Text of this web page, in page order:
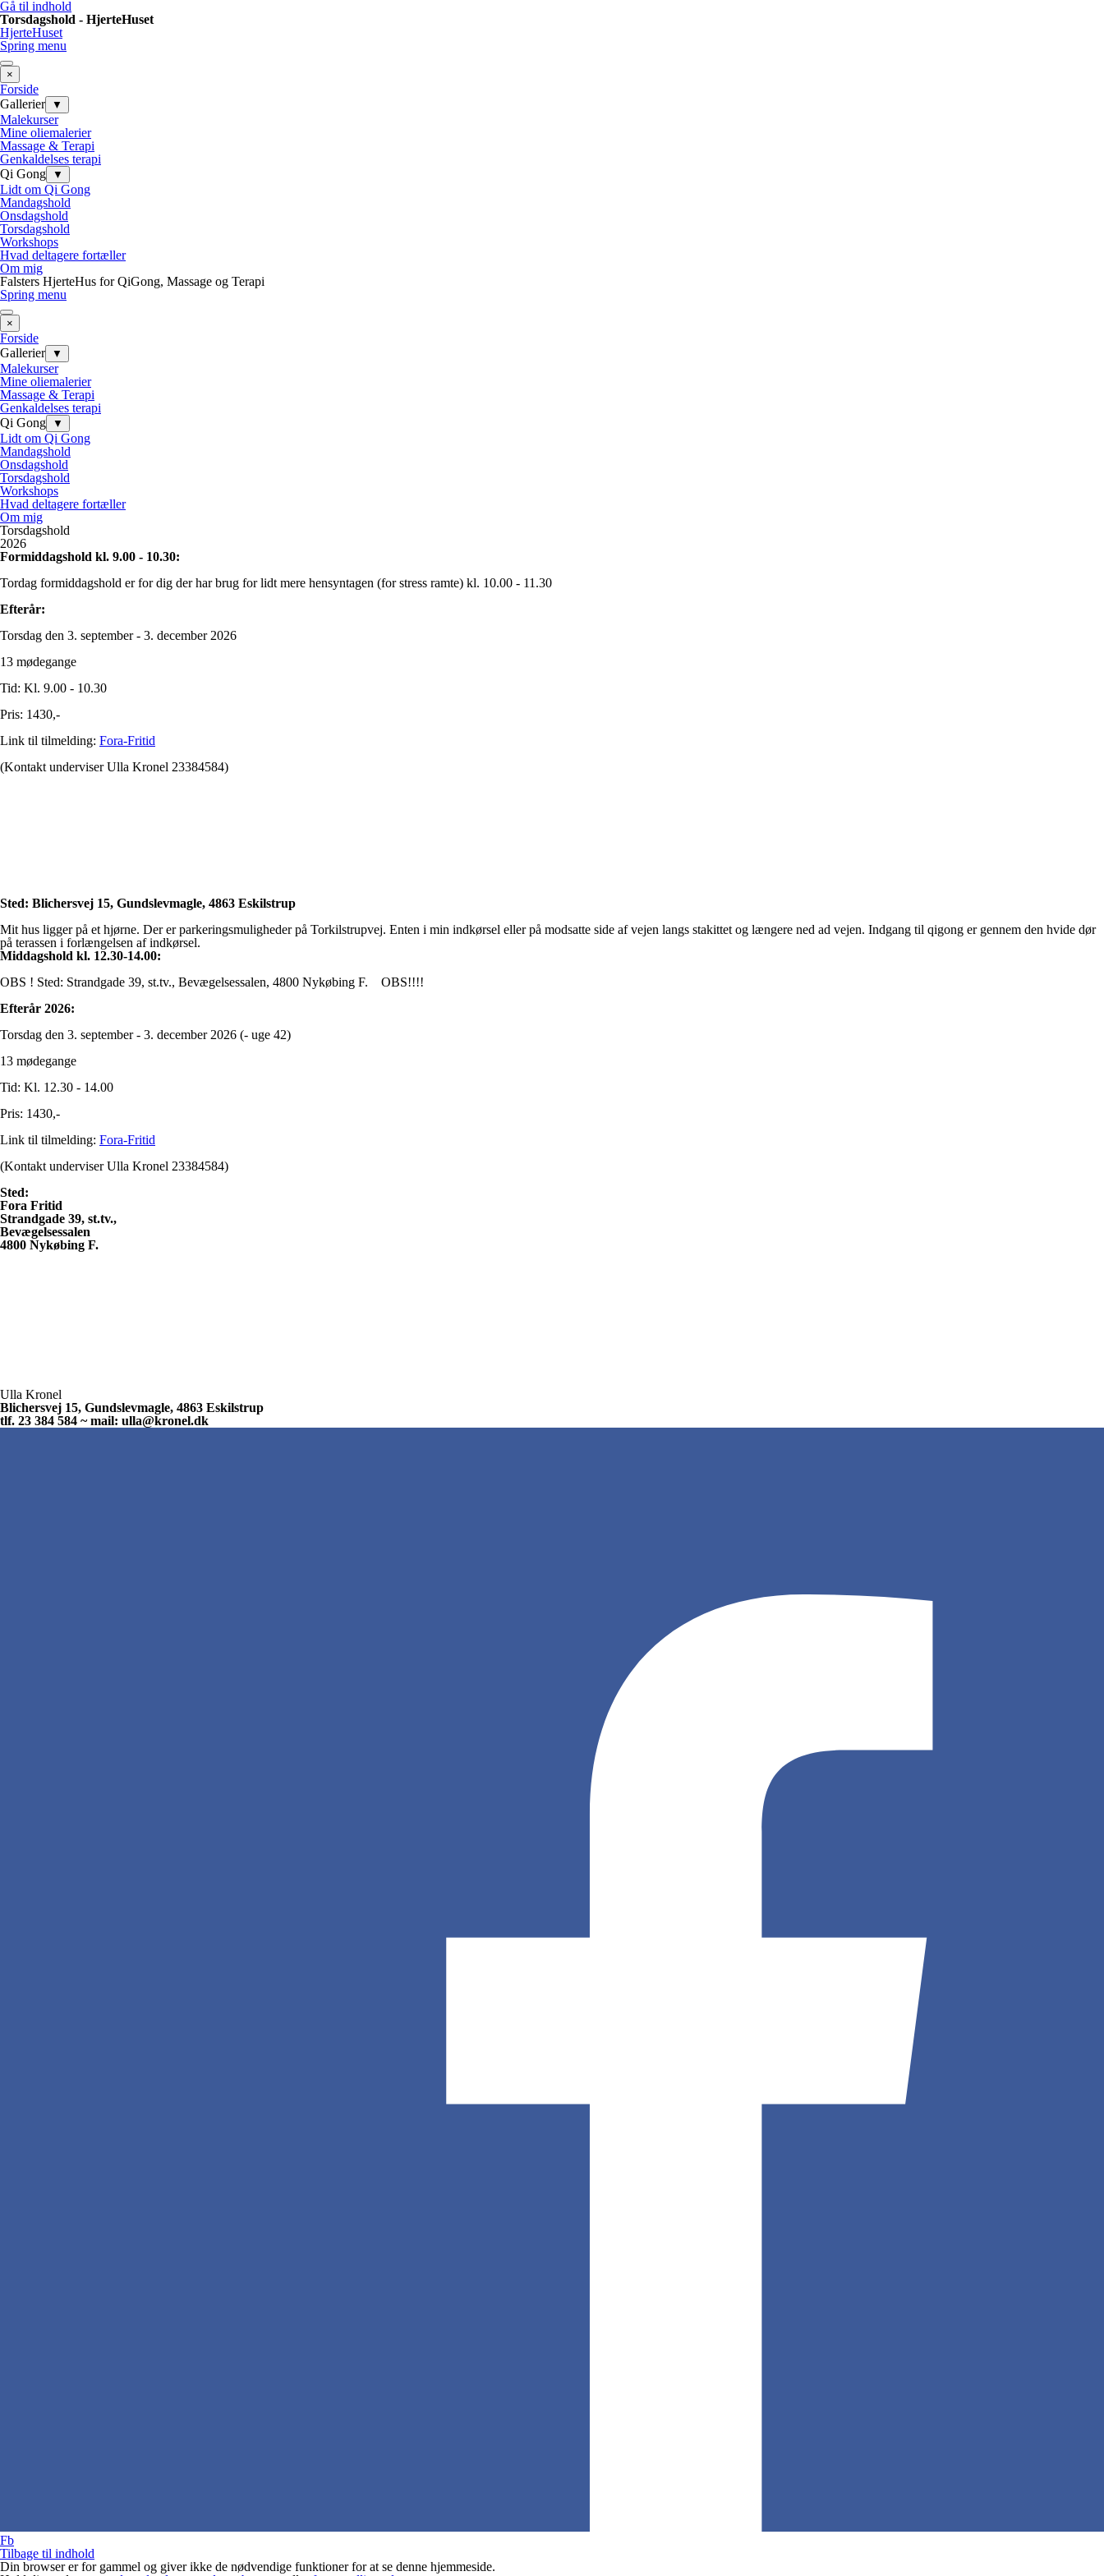
Gå til indhold
Torsdagshold - HjerteHuset
HjerteHuset
Spring menu
×
Forside
Gallerier
▼
Malekurser
Mine oliemalerier
Massage & Terapi
Genkaldelses terapi
Qi Gong
▼
Lidt om Qi Gong
Mandagshold
Onsdagshold
Torsdagshold
Workshops
Hvad deltagere fortæller
Om mig
Falsters HjerteHus for QiGong, Massage og Terapi
Spring menu
×
Forside
Gallerier
▼
Malekurser
Mine oliemalerier
Massage & Terapi
Genkaldelses terapi
Qi Gong
▼
Lidt om Qi Gong
Mandagshold
Onsdagshold
Torsdagshold
Workshops
Hvad deltagere fortæller
Om mig
Torsdagshold
2026
Formiddagshold kl. 9.00 - 10.30:
Tordag formiddagshold er for dig der har brug for lidt mere hensyntagen (for stress ramte) kl. 10.00 - 11.30
Efterår:
Torsdag den 3. september - 3. december 2026
13 mødegange
Tid: Kl. 9.00 - 10.30
Pris: 1430,-
Link til tilmelding: Fora-Fritid
(Kontakt underviser Ulla Kronel 23384584)
Sted: Blichersvej 15, Gundslevmagle, 4863 Eskilstrup
Mit hus ligger på et hjørne. Der er parkeringsmuligheder på Torkilstrupvej. Enten i min indkørsel eller på modsatte side af vejen langs stakittet og længere ned ad vejen. Indgang til qigong er gennem den hvide dør
på terassen i forlængelsen af indkørsel.
Middagshold kl. 12.30-14.00:
OBS ! Sted: Strandgade 39, st.tv., Bevægelsessalen, 4800 Nykøbing F. OBS!!!!
Efterår 2026:
Torsdag den 3. september - 3. december 2026 (- uge 42)
13 mødegange
Tid: Kl. 12.30 - 14.00
Pris: 1430,-
Link til tilmelding: Fora-Fritid
(Kontakt underviser Ulla Kronel 23384584)
Sted:
Fora Fritid
Strandgade 39, st.tv.,
Bevægelsessalen
4800 Nykøbing F.
Ulla Kronel
Blichersvej 15, Gundslevmagle, 4863 Eskilstrup
tlf. 23 384 584 ~ mail: ulla@kronel.dk
Fb
Tilbage til indhold
Din browser er for gammel og giver ikke de nødvendige funktioner for at se denne hjemmeside.